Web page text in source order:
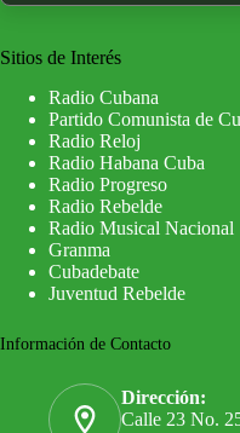
Sitios de Interés
Radio Cubana
Partido Comunista de
Radio Reloj
Radio Habana Cuba
Radio Progreso
Radio Rebelde
Radio Musical Nacional
Granma
Cubadebate
Juventud Rebelde
Información de Contacto
Dirección:
Calle 23 No.